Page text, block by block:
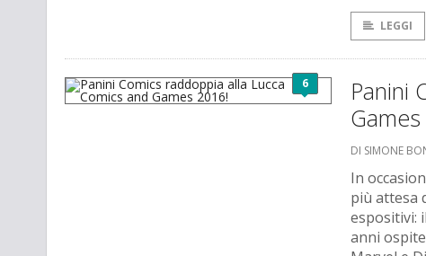
LEGGI
6
Panini
DI SIMONE
In
più attesa
espositivi: il
anni